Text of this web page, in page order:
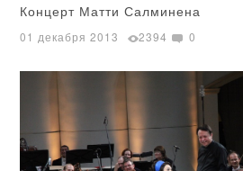
Концерт Матти Салминена
01 декабря 2013 2394 0